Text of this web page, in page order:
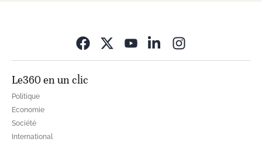
Le360 en un clic
Politique
Economie
Société
International